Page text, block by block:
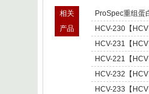
相关
产品
ProSpec重组蛋
HCV-230【
型肝炎病毒
Hepatitis C
HCV-231【
型肝炎病毒
Hepatitis C
HCV-221【
肝炎病毒NS5,
C Virus NS5
HCV-232【
型肝炎病毒
HCV-233【